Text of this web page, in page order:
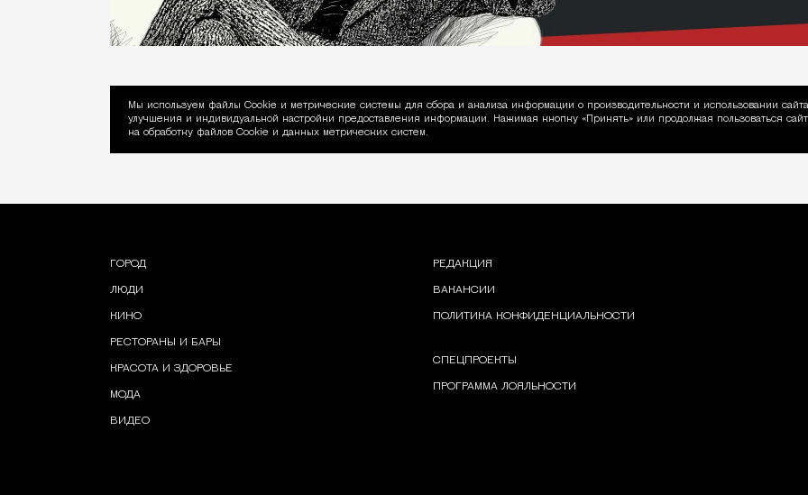
Уведомление об использовании Cookie
Мы используем файлы Сookie и метрические системы для сбора и анализа информации о производительности и использовании
улучшения и индивидуальной настройки предоставления информации. Нажимая кнопку «Принять» или продолжая пользоваться
на обработку файлов Cookie и данных метрических систем.
ГОРОД
ЛЮДИ
КИНО
РЕСТОРАНЫ И БАРЫ
КРАСОТА И ЗДОРОВЬЕ
МОДА
ВИДЕО
РЕДАКЦИЯ
ВАКАНСИИ
ПОЛИТИКА КОНФИДЕНЦИАЛЬНОСТИ
СПЕЦПРОЕКТЫ
ПРОГРАММА ЛОЯЛЬНОСТИ